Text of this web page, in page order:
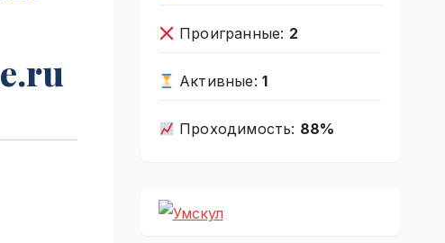
Проигранные: 2
Активные: 1
Проходимость: 88%